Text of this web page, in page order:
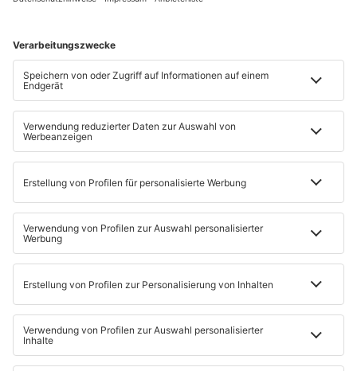
MONATLICH 55,90 € INKL. MWST.
Ist die Zeitungsbelieferung der Adresse nicht per
Zusteller möglich, erhöht sich der Preis des
Abonnements für eine Belieferung per Post.
AGB UND WIDERRUF
Ich bin damit einverstanden, von der Main-Post GmbH und der
MPO Medien GmbH über redaktionelle Inhalte,
per E-Mail und Telefon zu Werbezwecken kontaktiert zu
werden. Meine Einwilligung kann ich jederzeit, z.B. per
Abmeldelink im jeweiligen Newsletter, widerrufen. Ich erkläre